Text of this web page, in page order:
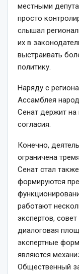
местными
просто
слышал
их в
выстраивать
политику.
Наряду с
Ассамблея
Сенат держит на
согласия.
Конечно,
ограничена
Сенат стал
формируются
работают
экспертов,
диалоговая
экспертные
являются
Общественный